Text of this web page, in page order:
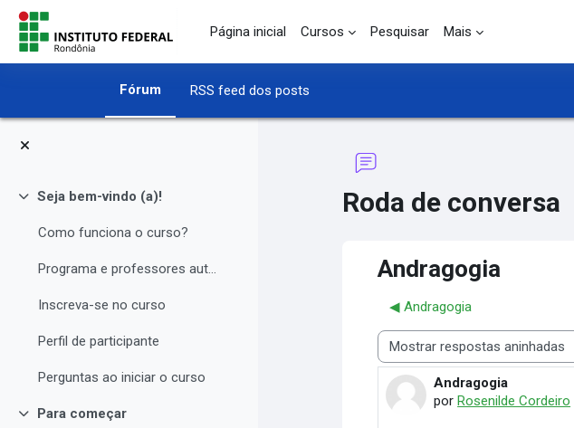
Ir para o conteúdo principal
Página inicial
Cursos Pesquisar Mais
Fórum RSS feed dos posts
Contrair
Seja bem-vindo (a)!
Como funciona o curso?
Programa e professores autores
Inscreva-se no curso
Perfil de participante
Perguntas ao iniciar o curso
Contrair
Para começar
Roda de conversa
Andragogia
◀︎ Andragogia
Modo de visualização
Andragogia
porRosenilde Cordeiro
Número de respostas: 3